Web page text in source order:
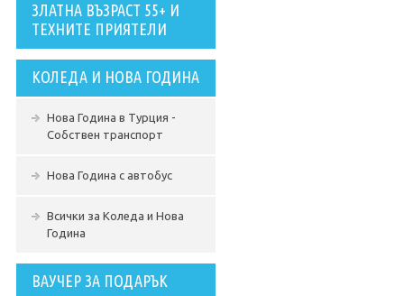
ЗЛАТНА ВЪЗРАСТ 55+ И
ТЕХНИТЕ ПРИЯТЕЛИ
КОЛЕДА И НОВА ГОДИНА
Нова Година в Турция -
Собствен транспорт
Нова Година с автобус
Всички за Коледа и Нова
Година
ВАУЧЕР ЗА ПОДАРЪК